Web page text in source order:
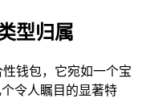
型归属
钱包，它宛如一个宝
令人瞩目的显著特